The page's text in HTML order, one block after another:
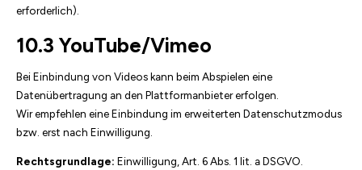
erforderlich).
10.3 YouTube/Vimeo
Bei Einbindung von Videos kann beim Abspielen eine
Datenübertragung an den Plattformanbieter erfolgen.
Wir empfehlen eine Einbindung im erweiterten Datenschutzmodus
bzw. erst nach Einwilligung.
Rechtsgrundlage: Einwilligung, Art. 6 Abs. 1 lit. a DSGVO.